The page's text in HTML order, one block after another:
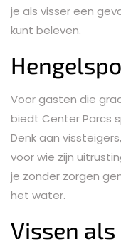
je als visser een
kunt beleven.
Voor gasten die
biedt Center Parcs
Denk aan
voor wie zijn
je zonder zorgen
het water.
Vissen